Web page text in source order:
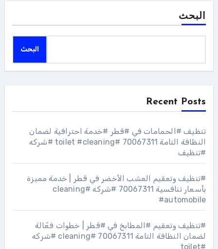
البحث
البحث
Recent Posts
تنظيف #الحمامات في #قطر #خدمة احترافية لضمان
النظافة التامة 70067311 #toilet #cleaning #شركه
#تنظيف
#تنظيف وتعقيم العشب الأخضر في قطر | خدمة مميزة
بأسعار تنافسية 70067311 #شركه #cleaning
#automobile
#تنظيف وتعقيم #المطابخ في #قطر | خطوات فعّالة
لضمان النظافة التامة 70067311 #cleaning #شركه
#toilet